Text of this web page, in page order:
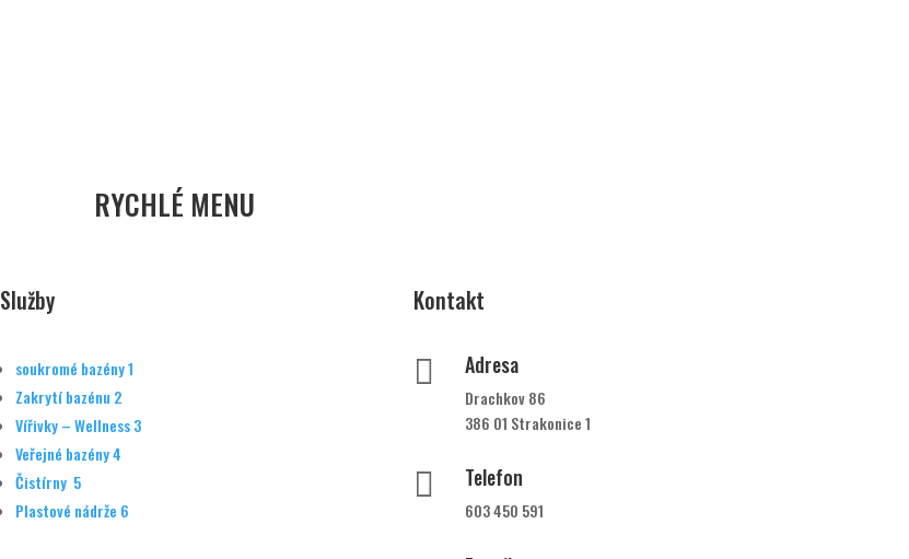
RYCHLÉ MENU
Služby
soukromé bazény1
Zakrytí bazénu 2
Vířivky – Wellness3
Veřejné bazény4
Čistírny 5
Plastové nádrže 6
Kontakt
 Adresa
Drachkov 86
386 01 Strakonice 1
 Telefon
603 450 591